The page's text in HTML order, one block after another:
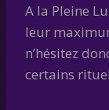
A la Pleine
leur
n’hésitez
certains